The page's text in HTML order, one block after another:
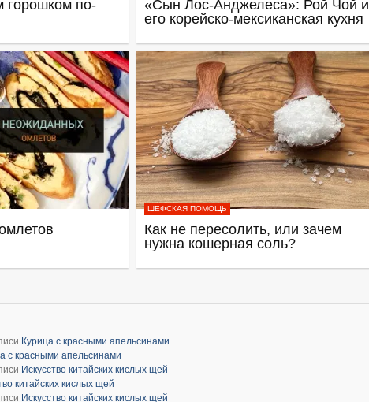
горошком по-
«Сын Лос-Анджелеса»: Рой Чой и
его корейско-мексиканская кухня
ШЕФСКАЯ ПОМОЩЬ
Как не пересолить, или зачем
нужна кошерная соль?
Курица с красными апельсинами
с красными апельсинами
Искусство китайских кислых щей
китайских кислых щей
Искусство китайских кислых щей